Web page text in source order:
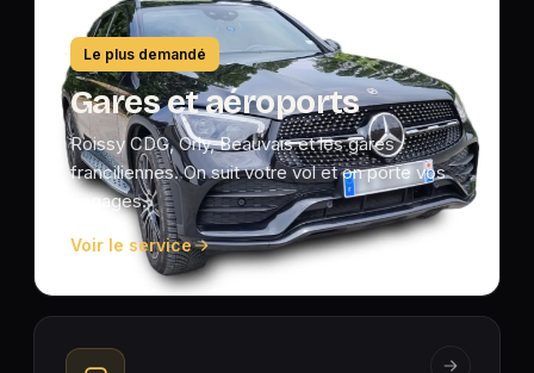
Le plus demandé
Gares et aéroports
Roissy CDG, Orly, Beauvais et les gares
franciliennes. On suit votre vol et on porte vos
bagages.
Voir le service